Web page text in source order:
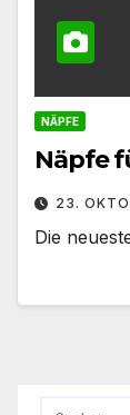
NÄPFE
Näpfe
23.
Die